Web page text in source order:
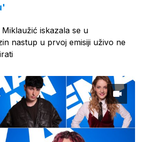
iskazala se u
nastup u prvoj emisiji uživo ne